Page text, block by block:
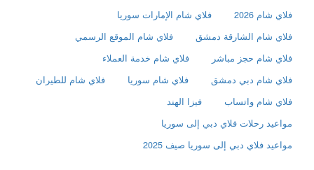
فلاي شام 2026
فلاي شام الإمارات سوريا
فلاي شام الشارقة دمشق
فلاي شام الموقع الرسمي
فلاي شام حجز مباشر
فلاي شام خدمة العملاء
فلاي شام دبي دمشق
فلاي شام سوريا
فلاي شام للطيران
فلاي شام واتساب
فيزا الهند
مواعيد رحلات فلاي دبي إلى سوريا
مواعيد فلاي دبي إلى سوريا صيف 2025